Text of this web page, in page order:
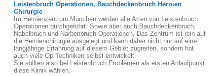
Leistenbruch Operationen, Bauchdeckenbruch Hernien
Chirurgie
Im Hernienzentrum München werden alle Arten von Leistenbruch
Operationen durchgeführt. Sowie aber auch Bauchdeckenbruch,
Nabelbruch und Narbenbruch Operationen. Das Zentrum ist rein auf
die Hernienchirurgie ausgelegt und kann daher nicht nur auf eine
langjährige Erfahrung auf diesem Gebiet zugreifen, sondern hat
auch viele Op Techniken selbst entwickelt.
Sie sollten also bei Leistenbruch Problemen als ersten Anlaufpunkt
diese Klinik wählen.